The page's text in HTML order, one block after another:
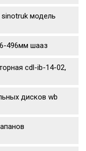
sinotruk модель
496мм шааз
cdl-ib-14-02,
дисков wb